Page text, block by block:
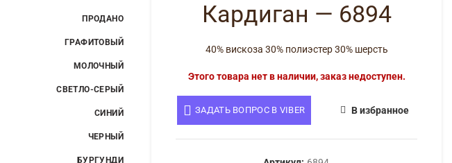
ПРОДАНО
ГРАФИТОВЫЙ
МОЛОЧНЫЙ
СВЕТЛО-СЕРЫЙ
СИНИЙ
ЧЕРНЫЙ
БУРГУНДИ
Кардиган — 6894
40% вискоза 30% полиэстер 30% шерсть
Этого товара нет в наличии, заказ недоступен.
ЗАДАТЬ ВОПРОС В VIBER В избранное